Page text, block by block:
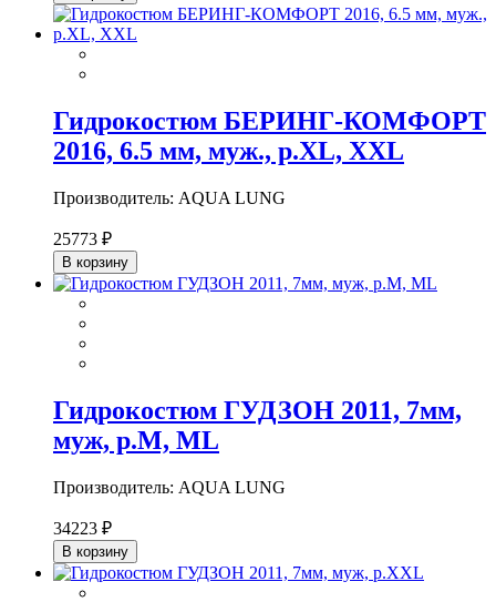
Гидрокостюм БЕРИНГ-КОМФОРТ
2016, 6.5 мм, муж., р.XL, XXL
Производитель: AQUA LUNG
25773 ₽
В корзину
Гидрокостюм ГУДЗОН 2011, 7мм,
муж, р.M, ML
Производитель: AQUA LUNG
34223 ₽
В корзину